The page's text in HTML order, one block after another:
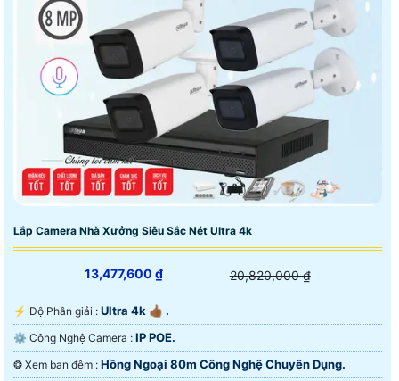
Lắp Camera Nhà Xưởng Siêu Sắc Nét Ultra 4k
13,477,600 ₫ 20,820,000 ₫
️⚡ Độ Phân giải : Ultra 4k 👍🏾 .
⚙ Công Nghệ Camera : IP POE.
❂ Xem ban đêm : Hồng Ngoại 80m Công Nghệ Chuyên Dụng.